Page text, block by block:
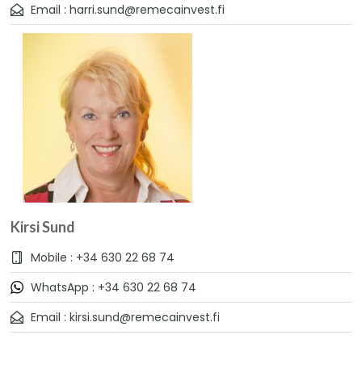
Email : harri.sund@remecainvest.fi
Kirsi Sund
Mobile : +34 630 22 68 74
WhatsApp : +34 630 22 68 74
Email : kirsi.sund@remecainvest.fi